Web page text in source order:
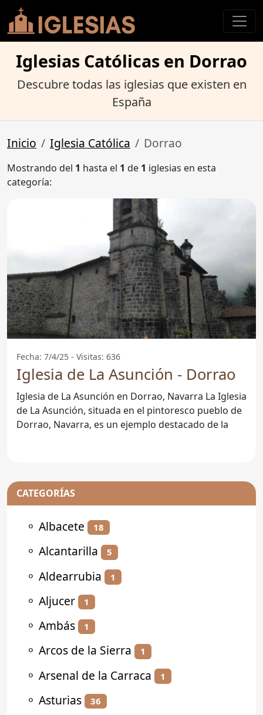
Iglesias Católicas en Dorrao
Descubre todas las iglesias que existen en
España
Inicio Iglesia Católica Dorrao
Mostrando del 1 hasta el 1 de 1 iglesias en esta
categoría:
Fecha: 7/4/25 - Visitas: 636
Iglesia de La Asunción - Dorrao
Iglesia de La Asunción en Dorrao, Navarra La Iglesia
de La Asunción, situada en el pintoresco pueblo de
Dorrao, Navarra, es un ejemplo destacado de la
CATEGORÍAS
⚬ Albacete 18
⚬ Alcantarilla 5
⚬ Aldearrubia 1
⚬ Aljucer 1
⚬ Ambás 1
⚬ Arcos de la Sierra 1
⚬ Arsenal de la Carraca 1
⚬ Asturias 36